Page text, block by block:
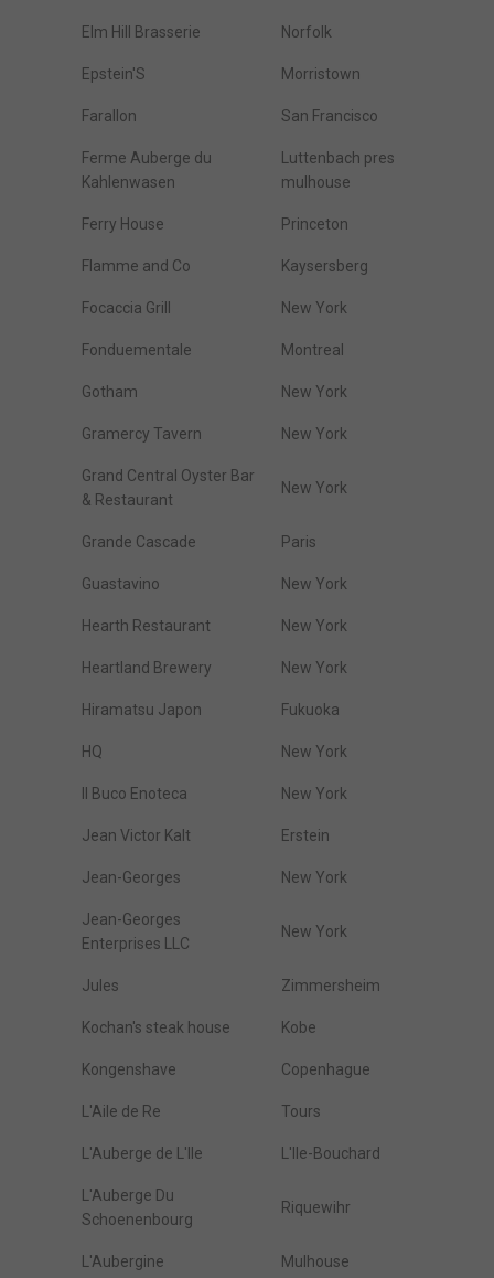
Elm Hill Brasserie Norfolk
Epstein'S Morristown
Farallon San Francisco
Ferme Auberge du
Kahlenwasen
Luttenbach pres
mulhouse
Ferry House Princeton
Flamme and Co Kaysersberg
Focaccia Grill New York
Fonduementale Montreal
Gotham New York
Gramercy Tavern New York
Grand Central Oyster Bar
& Restaurant
New York
Grande Cascade Paris
Guastavino New York
Hearth Restaurant New York
Heartland Brewery New York
Hiramatsu Japon Fukuoka
HQ New York
Il Buco Enoteca New York
Jean Victor Kalt Erstein
Jean-Georges New York
Jean-Georges
Enterprises LLC
New York
Jules Zimmersheim
Kochan's steak house Kobe
Kongenshave Copenhague
L'Aile de Re Tours
L'Auberge de L'Ile L'Ile-Bouchard
L'Auberge Du
Schoenenbourg
Riquewihr
L'Aubergine Mulhouse